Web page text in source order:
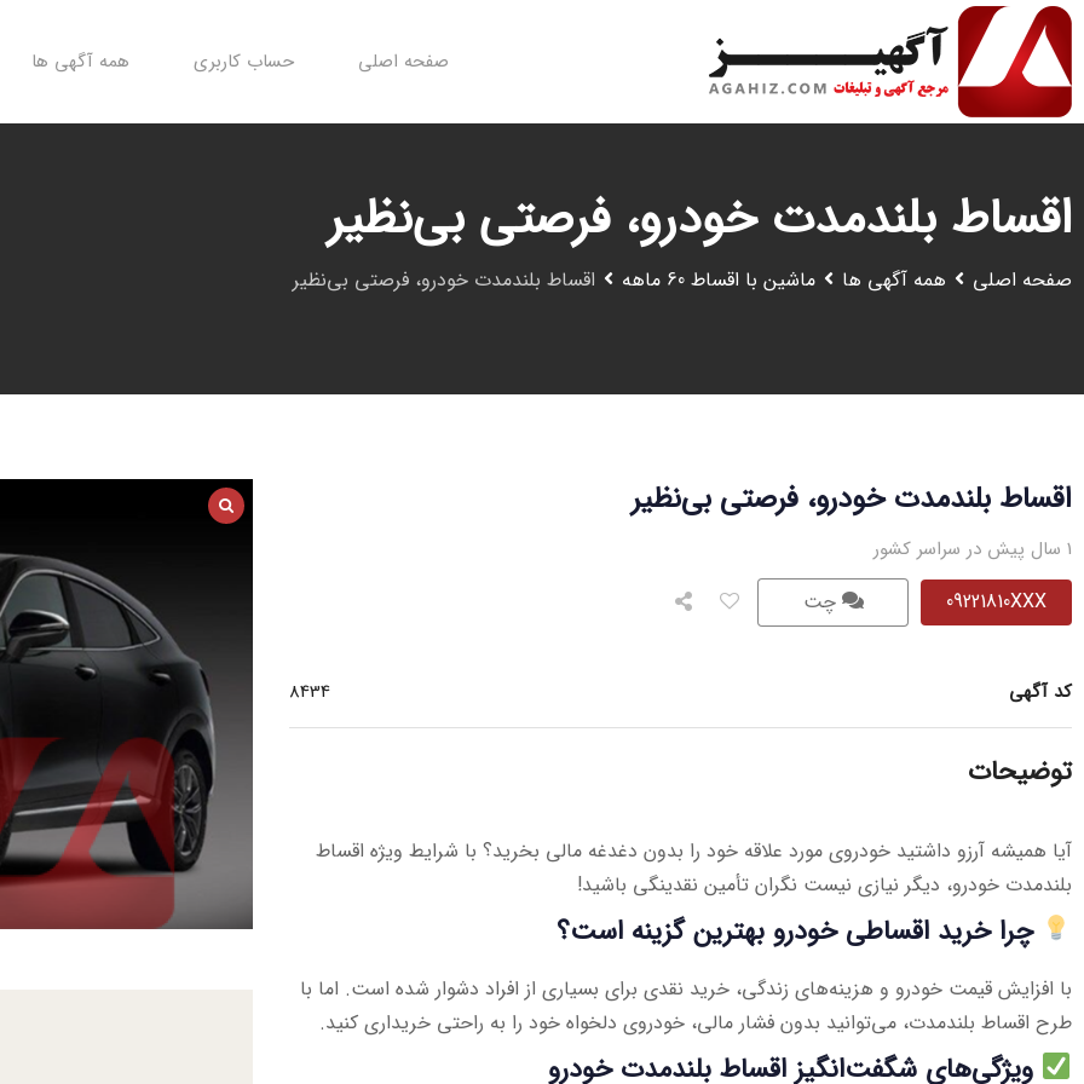
پرش
محتوا
صفحه اصلی حساب کاربری همه آگهی ها
اقساط بلندمدت خودرو، فرصتی بی‌نظیر
صفحه اصلی همه آگهی ها ماشین با اقساط 60 ماهه اقساط بلندمدت خودرو، فرصتی بی‌نظیر
اقساط بلندمدت خودرو، فرصتی بی‌نظیر
1 سال پیش در سراسر کشور
09221810XXX چت
کد آگهی 8434
توضیحات
آیا همیشه آرزو داشتید خودروی مورد علاقه خود را بدون دغدغه مالی بخرید؟ با شرایط ویژه اقساط
بلندمدت خودرو، دیگر نیازی نیست نگران تأمین نقدینگی باشید!
چرا خرید اقساطی خودرو بهترین گزینه است؟
با افزایش قیمت خودرو و هزینه‌های زندگی، خرید نقدی برای بسیاری از افراد دشوار شده است. اما با
طرح اقساط بلندمدت، می‌توانید بدون فشار مالی، خودروی دلخواه خود را به راحتی خریداری کنید.
ویژگی‌های شگفت‌انگیز اقساط بلندمدت خودرو